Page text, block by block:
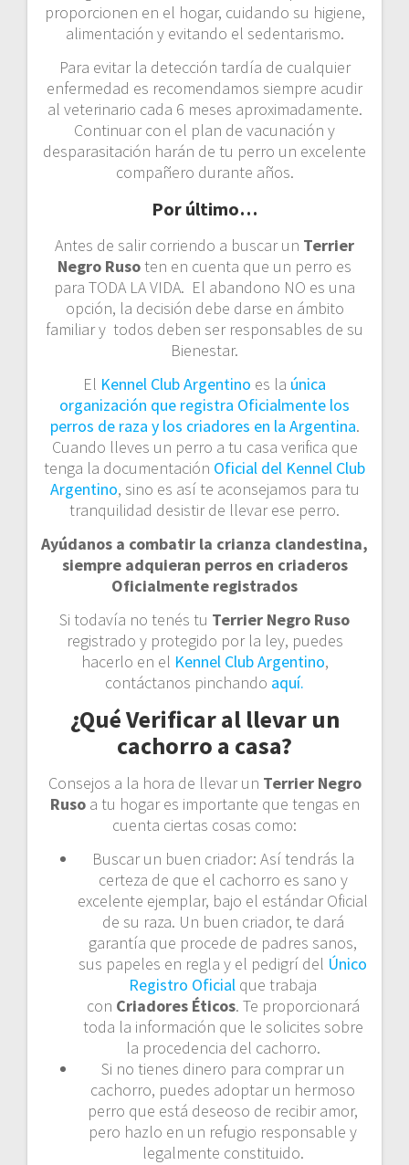
proporcionen en el hogar, cuidando su higiene,
alimentación y evitando el sedentarismo.
Para evitar la detección tardía de cualquier
enfermedad es recomendamos siempre acudir
al veterinario cada 6 meses aproximadamente.
Continuar con el plan de vacunación y
desparasitación harán de tu perro un excelente
compañero durante años.
Por último…
Antes de salir corriendo a buscar un Terrier
Negro Rusoten en cuenta que un perro es
para TODA LA VIDA. El abandono NO es una
opción, la decisión debe darse en ámbito
familiar y todos deben ser responsables de su
Bienestar.
El Kennel Club Argentino es la única
organización que registra Oficialmente los
perros de raza y los criadores en la Argentina.
Cuando lleves un perro a tu casa verifica que
tenga la documentación Oficial del Kennel Club
Argentino, sino es así te aconsejamos para tu
tranquilidad desistir de llevar ese perro.
Ayúdanos a combatir la crianza clandestina,
siempre adquieran perros en criaderos
Oficialmente registrados
Si todavía no tenés tu Terrier Negro Ruso
registrado y protegido por la ley, puedes
hacerlo en el Kennel Club Argentino,
contáctanos pinchando aquí.
¿Qué Verificar al llevar un
cachorro a casa?
Consejos a la hora de llevar un Terrier Negro
Ruso a tu hogar es importante que tengas en
cuenta ciertas cosas como:
Buscar un buen criador: Así tendrás la
certeza de que el cachorro es sano y
excelente ejemplar, bajo el estándar Oficial
de su raza. Un buen criador, te dará
garantía que procede de padres sanos,
sus papeles en regla y el pedigrí del Único
Registro Oficial que trabaja
con Criadores Éticos. Te proporcionará
toda la información que le solicites sobre
la procedencia del cachorro.
Si no tienes dinero para comprar un
cachorro, puedes adoptar un hermoso
perro que está deseoso de recibir amor,
pero hazlo en un refugio responsable y
legalmente constituido.